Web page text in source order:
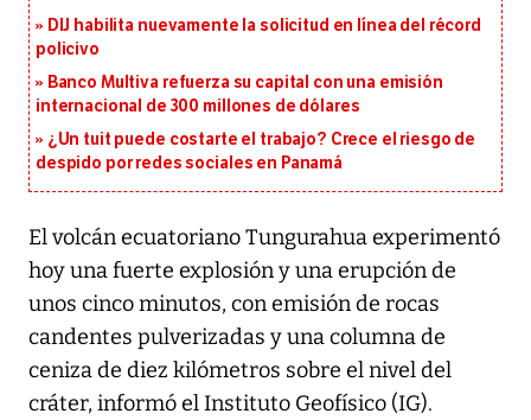
DIJ habilita nuevamente la solicitud en línea del récord
policivo
Banco Multiva refuerza su capital con una emisión
internacional de 300 millones de dólares
¿Un tuit puede costarte el trabajo? Crece el riesgo de
despido por redes sociales en Panamá
El volcán ecuatoriano Tungurahua experimentó
hoy una fuerte explosión y una erupción de
unos cinco minutos, con emisión de rocas
candentes pulverizadas y una columna de
ceniza de diez kilómetros sobre el nivel del
cráter, informó el Instituto Geofísico (IG).